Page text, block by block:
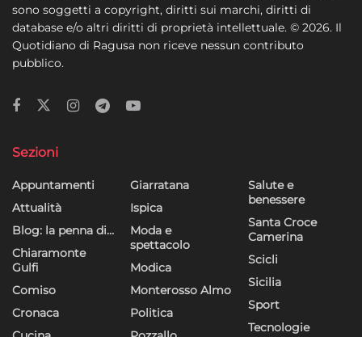
sono soggetti a copyright, diritti sui marchi, diritti di
database e/o altri diritti di proprietà intellettuale. © 2026. Il
Quotidiano di Ragusa non riceve nessun contributo
pubblico.
Sezioni
Appuntamenti
Attualità
Blog: la penna di…
Chiaramonte
Gulfi
Comiso
Cronaca
Giarratana
Ispica
Moda e
spettacolo
Modica
Monterosso Almo
Politica
Salute e
benessere
Santa Croce
Camerina
Scicli
Sicilia
Sport
Tecnologie